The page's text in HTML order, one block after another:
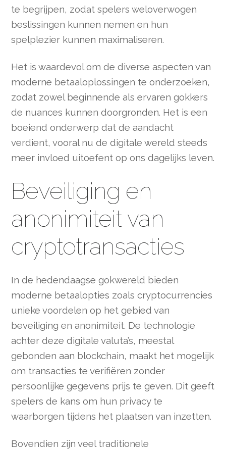
te begrijpen, zodat spelers weloverwogen
beslissingen kunnen nemen en hun
spelplezier kunnen maximaliseren.
Het is waardevol om de diverse aspecten van
moderne betaaloplossingen te onderzoeken,
zodat zowel beginnende als ervaren gokkers
de nuances kunnen doorgronden. Het is een
boeiend onderwerp dat de aandacht
verdient, vooral nu de digitale wereld steeds
meer invloed uitoefent op ons dagelijks leven.
Beveiliging en
anonimiteit van
cryptotransacties
In de hedendaagse gokwereld bieden
moderne betaalopties zoals cryptocurrencies
unieke voordelen op het gebied van
beveiliging en anonimiteit. De technologie
achter deze digitale valuta’s, meestal
gebonden aan blockchain, maakt het mogelijk
om transacties te verifiëren zonder
persoonlijke gegevens prijs te geven. Dit geeft
spelers de kans om hun privacy te
waarborgen tijdens het plaatsen van inzetten.
Bovendien zijn veel traditionele